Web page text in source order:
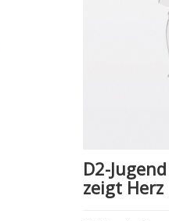
D2-
zeigt